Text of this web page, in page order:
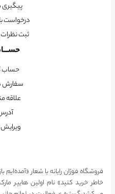
درخواست
ثبت
حساب
سفارش
علاقه
فروشگاه فوژان رایانه با شعار «آمده‌ایم
خاطر خرید کنید» نام اولین هایپر